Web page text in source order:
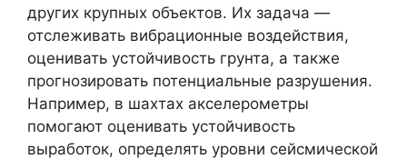
других крупных объектов. Их задача —
отслеживать вибрационные воздействия,
оценивать устойчивость грунта, а также
прогнозировать потенциальные разрушения.
Например, в шахтах акселерометры
помогают оценивать устойчивость
выработок, определять уровни сейсмической